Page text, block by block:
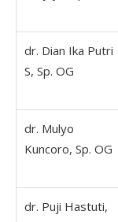
dr. Dian Ika Putri
S, Sp. OG
dr. Mulyo
Kuncoro, Sp. OG
dr. Puji Hastuti,